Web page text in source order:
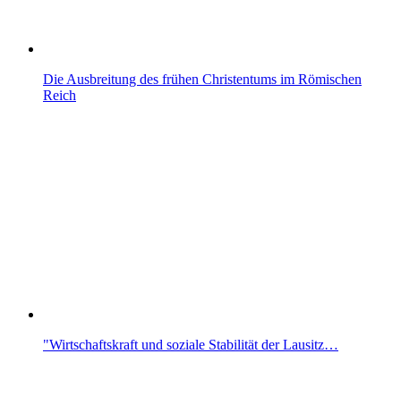
Die Ausbreitung des frühen Christentums im Römischen
Reich
"Wirtschaftskraft und soziale Stabilität der Lausitz…